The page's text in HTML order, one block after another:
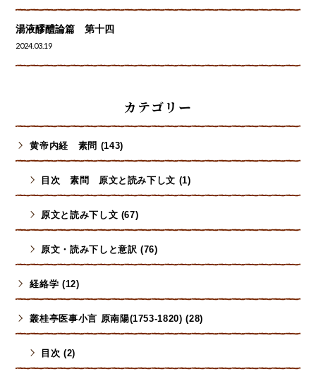
湯液醪醴論篇 第十四
2024.03.19
カテゴリー
黄帝内経 素問 (143)
目次 素問 原文と読み下し文 (1)
原文と読み下し文 (67)
原文・読み下しと意訳 (76)
経絡学 (12)
叢桂亭医事小言 原南陽(1753-1820) (28)
目次 (2)